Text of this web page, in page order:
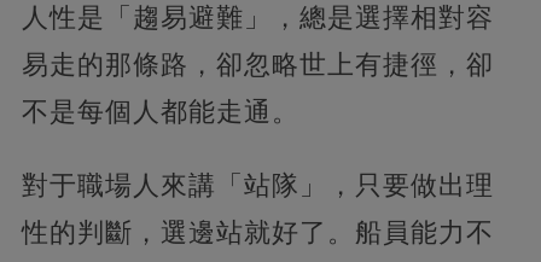
人性是「趨易避難」，總是選擇相對容
易走的那條路，卻忽略世上有捷徑，卻
不是每個人都能走通。
對于職場人來講「站隊」，只要做出理
性的判斷，選邊站就好了。船員能力不